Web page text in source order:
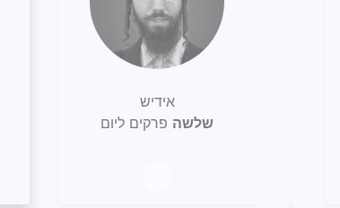
אידיש
שלשה פרקים ליום